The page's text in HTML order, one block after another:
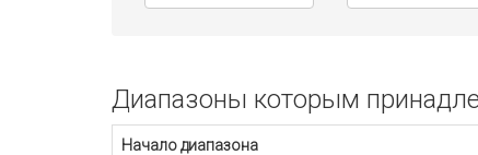
Диапазоны которым
Начало диапазона